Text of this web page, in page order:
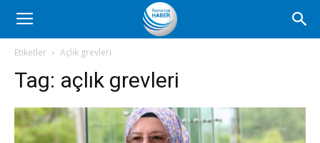
Romanya
Haber
Etiketler Açlık grevleri
Tag: açlık grevleri